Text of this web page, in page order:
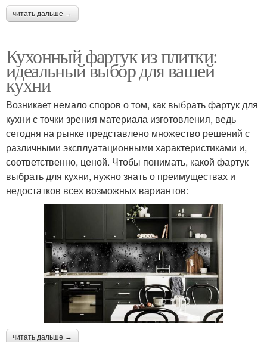
читать дальше →
Кухонный фартук из плитки:
идеальный выбор для вашей
кухни
Возникает немало споров о том, как выбрать фартук для
кухни с точки зрения материала изготовления, ведь
сегодня на рынке представлено множество решений с
различными эксплуатационными характеристиками и,
соответственно, ценой. Чтобы понимать, какой фартук
выбрать для кухни, нужно знать о преимуществах и
недостатков всех возможных вариантов:
читать дальше →